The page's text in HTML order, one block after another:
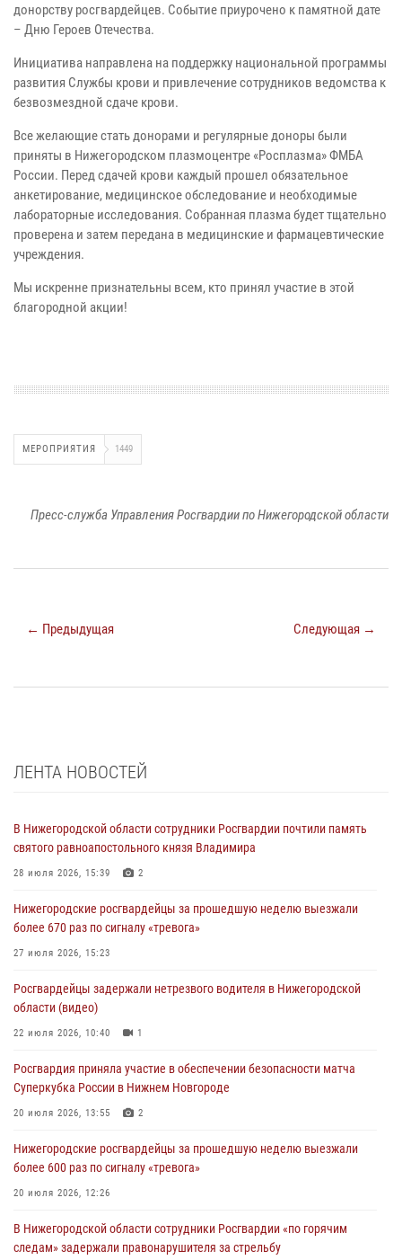
донорству росгвардейцев. Событие приурочено к памятной дате
– Дню Героев Отечества.
Инициатива направлена на поддержку национальной программы
развития Службы крови и привлечение сотрудников ведомства к
безвозмездной сдаче крови.
Все желающие стать донорами и регулярные доноры были
приняты в Нижегородском плазмоцентре «Росплазма» ФМБА
России. Перед сдачей крови каждый прошел обязательное
анкетирование, медицинское обследование и необходимые
лабораторные исследования. Собранная плазма будет тщательно
проверена и затем передана в медицинские и фармацевтические
учреждения.
Мы искренне признательны всем, кто принял участие в этой
благородной акции!
МЕРОПРИЯТИЯ 1449
Пресс-служба Управления Росгвардии по Нижегородской области
← Предыдущая Следующая →
ЛЕНТА НОВОСТЕЙ
В Нижегородской области сотрудники Росгвардии почтили память
святого равноапостольного князя Владимира
28 июля 2026, 15:39 2
Нижегородские росгвардейцы за прошедшую неделю выезжали
более 670 раз по сигналу «тревога»
27 июля 2026, 15:23
Росгвардейцы задержали нетрезвого водителя в Нижегородской
области (видео)
22 июля 2026, 10:40 1
Росгвардия приняла участие в обеспечении безопасности матча
Суперкубка России в Нижнем Новгороде
20 июля 2026, 13:55 2
Нижегородские росгвардейцы за прошедшую неделю выезжали
более 600 раз по сигналу «тревога»
20 июля 2026, 12:26
В Нижегородской области сотрудники Росгвардии «по горячим
следам» задержали правонарушителя за стрельбу